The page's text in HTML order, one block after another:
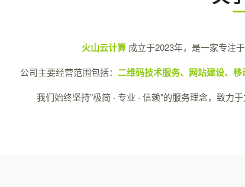
火山云计算成立于2023年，是一家专注
公司主要经营范围包括： 二维码技术服务、网站建设、
我们始终坚持"极简 · 专业 · 信赖"的服务理念，致力